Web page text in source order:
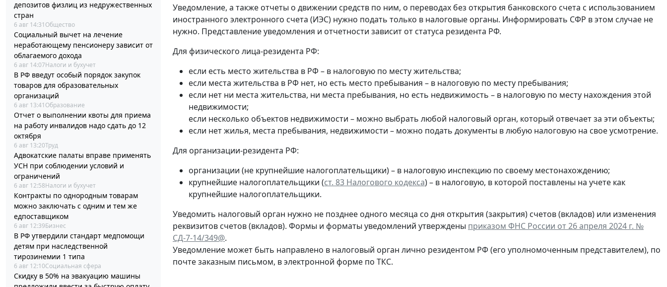
депозитов физлиц из недружественных
стран
6 авг 14:31 Общество
Социальный вычет на лечение
неработающему пенсионеру зависит от
облагаемого дохода
6 авг 14:07Налоги и бухучет
В РФ введут особый порядок закупок
товаров для образовательных
организаций
6 авг 13:41 Образование
Отчет о выполнении квоты для приема
на работу инвалидов надо сдать до 12
октября
6 авг 13:20Труд
Адвокатские палаты вправе применять
УСН при соблюдении условий и
ограничений
6 авг 12:58Налоги и бухучет
Контракты по однородным товарам
можно заключать с одним и тем же
едпоставщиком
6 авг 12:39Бизнес
В РФ утвердили стандарт медпомощи
детям при наследственной
тирозинемии 1 типа
6 авг 12:10Социальная сфера
Скидку в 50% на эвакуацию машины
Уведомление, а также отчеты о движении средств по ним, о переводах без открытия банковского счета с использованием
иностранного электронного счета (ИЭС) нужно подать только в налоговые органы. Информировать СФР в этом случае не
нужно. Представление уведомления и отчетности зависит от статуса резидента РФ.
Для физического лица-резидента РФ:
если есть место жительства в РФ – в налоговую по месту жительства;
если места жительства в РФ нет, но есть место пребывания – в налоговую по месту пребывания;
если нет ни места жительства, ни места пребывания, но есть недвижимость – в налоговую по месту нахождения этой
недвижимости;
если несколько объектов недвижимости – можно выбрать любой налоговый орган, который отвечает за эти объекты;
если нет жилья, места пребывания, недвижимости – можно подать документы в любую налоговую на свое усмотрение.
Для организации-резидента РФ:
организации (не крупнейшие налогоплательщики) – в налоговую инспекцию по своему местонахождению;
крупнейшие налогоплательщики (ст. 83 Налогового кодекса) – в налоговую, в которой поставлены на учете как
крупнейшие налогоплательщики.
Уведомить налоговый орган нужно не позднее одного месяца со дня открытия (закрытия) счетов (вкладов) или изменения
реквизитов счетов (вкладов). Формы и форматы уведомлений утверждены приказом ФНС России от 26 апреля 2024 г. №
СД-7-14/349@.
Уведомление может быть направлено в налоговый орган лично резидентом РФ (его уполномоченным представителем), по
почте заказным письмом, в электронной форме по ТКС.